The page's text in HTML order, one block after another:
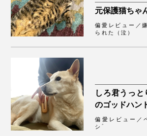
「それよりも、飼い主がしっかりほ
切。ブラッシングって気持ちいいん
ば、ブラッシングがご褒美になります
『ワンダフルブラシ』は、しゃべれ
コミュニケーションツールにもなりそ
動物看護師の増子さんによると、「
のは、狩猟本能によるもの。無性にか
があるんです。叱るよりも、本能を満
のあるおもちゃに変えるといいですよ
元保護猫ちゃ
偏愛レビュー／
られた（泣）
しろ君うっ
のゴッドハン
偏愛レビュー／
シ”